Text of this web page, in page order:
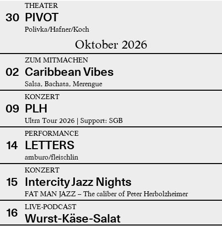
30
THEATER
PIVOT
Polivka/Hafner/Koch
Oktober 2026
02
ZUM MITMACHEN
Caribbean Vibes
Salsa, Bachata, Merengue
09
KONZERT
PLH
Ultra Tour 2026 | Support: SGB
14
PERFORMANCE
LETTERS
amburo/fleischlin
15
KONZERT
Intercity Jazz Nights
FAT MAN JAZZ – The caliber of Peter Herbolzheimer
16 LIVE-PODCAST
Wurst-Käse-Salat